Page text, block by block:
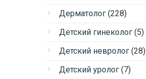
Дерматолог (228)
Детский гинеколог (5)
Детский невролог (28)
Детский уролог (7)